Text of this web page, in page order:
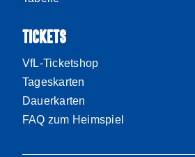
TICKETS
VfL-Ticketshop
Tageskarten
Dauerkarten
FAQ zum Heimspiel